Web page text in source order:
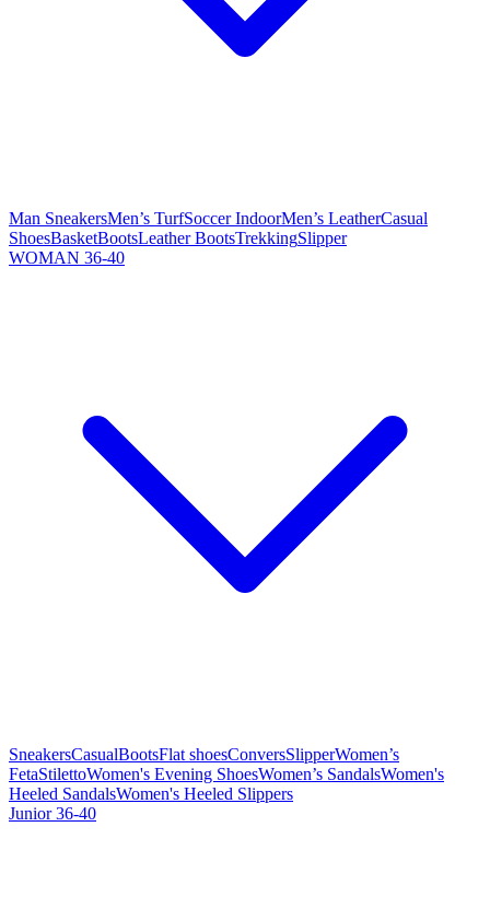
Man SneakersMen’s TurfSoccer IndoorMen’s LeatherCasual
ShoesBasketBootsLeather BootsTrekkingSlipper
WOMAN 36-40
SneakersCasualBootsFlat shoesConversSlipperWomen’s
FetaStilettoWomen's Evening ShoesWomen’s SandalsWomen's
Heeled SandalsWomen's Heeled Slippers
Junior 36-40